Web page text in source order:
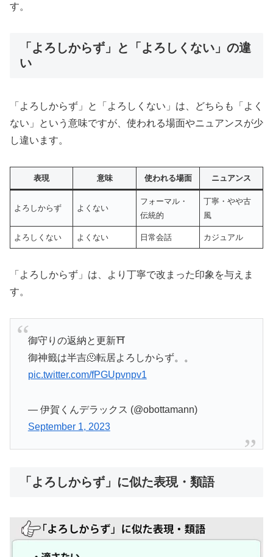
す。
「よろしからず」と「よろしくない」の違
い
「よろしからず」と「よろしくない」は、どちらも「よく
ない」という意味ですが、使われる場面やニュアンスが少
し違います。
表現 意味 使われる場面 ニュアンス
よろしからず よくない
フォーマル・
伝統的
丁寧・やや古
風
よろしくない よくない 日常会話 カジュアル
「よろしからず」は、より丁寧で改まった印象を与えま
す。
御守りの返納と更新⛩️
御神籤は半吉🫠転居よろしからず。。
pic.twitter.com/fPGUpvnpv1
— 伊賀くんデラックス (@obottamann)
September 1, 2023
「よろしからず」に似た表現・類語